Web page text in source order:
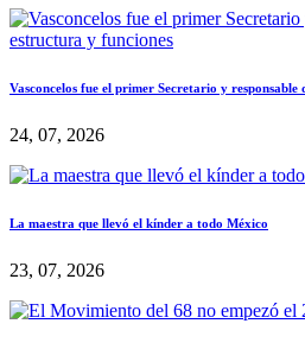
Vasconcelos fue el primer Secretario y
24, 07, 2026
La maestra que llevó el kínder a todo México
23, 07, 2026